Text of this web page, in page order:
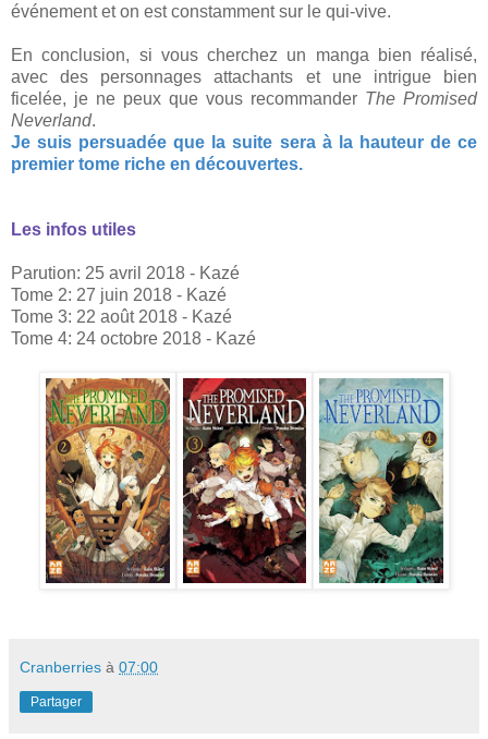
événement et on est constamment sur le qui-vive.
En conclusion, si vous cherchez un manga bien réalisé,
avec des personnages attachants et une intrigue bien
ficelée, je ne peux que vous recommander The Promised
Neverland.
Je suis persuadée que la suite sera à la hauteur de ce
premier tome riche en découvertes.
Les infos utiles
Parution: 25 avril 2018 - Kazé
Tome 2: 27 juin 2018 - Kazé
Tome 3: 22 août 2018 - Kazé
Tome 4: 24 octobre 2018 - Kazé
Cranberries à 07:00
Partager